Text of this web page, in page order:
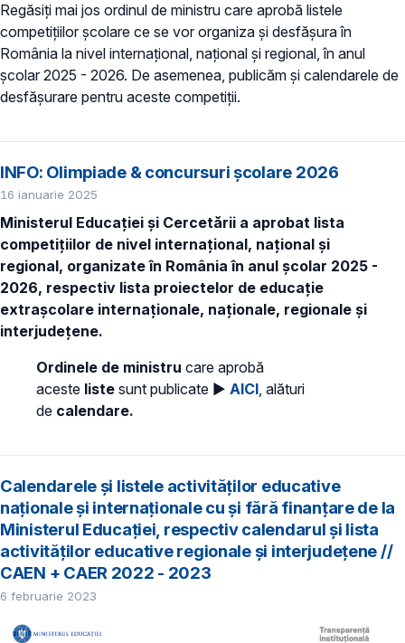
Regăsiți mai jos ordinul de ministru care aprobă listele
competițiilor școlare ce se vor organiza și desfășura în
România la nivel internațional, național și regional, în anul
școlar 2025 - 2026. De asemenea, publicăm și calendarele de
desfășurare pentru aceste competiții.
INFO: Olimpiade & concursuri școlare 2026
16 ianuarie 2025
Ministerul Educației și Cercetării a aprobat lista
competițiilor de nivel internațional, național și
regional, organizate în România în anul școlar 2025 -
2026, respectiv lista proiectelor de educație
extrașcolare internaționale, naționale, regionale și
interjudețene.
Ordinele de ministru care aprobă
aceste liste sunt publicate ► AICI, alături
de calendare.
Calendarele și listele activităților educative
naționale și internaționale cu și fără finanțare de la
Ministerul Educației, respectiv calendarul și lista
activităților educative regionale și interjudețene //
CAEN + CAER 2022 - 2023
6 februarie 2023